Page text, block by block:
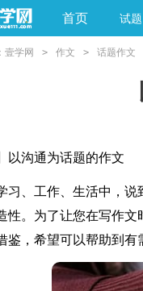
首页 试题
阅读理解
壹学网 > 作文 > 话题作文
以沟通为话题的作文
、工作、生活中，说
性。为了让您在写作
鉴，希望可以帮助到有